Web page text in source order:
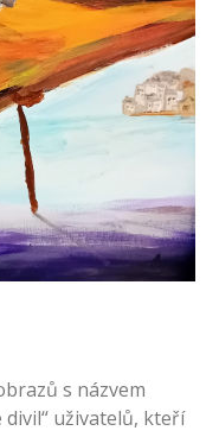
s názvem
divil“ uživatelů, kteří